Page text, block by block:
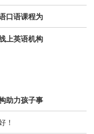
口语课程为
上英语机构
助力孩子事
！